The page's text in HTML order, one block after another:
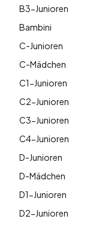
B3-Junioren
Bambini
C-Junioren
C-Mädchen
C1-Junioren
C2-Junioren
C3-Junioren
C4-Junioren
D-Junioren
D-Mädchen
D1-Junioren
D2-Junioren